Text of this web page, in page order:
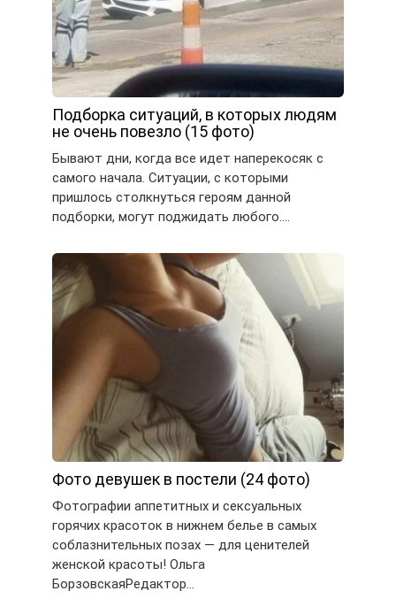
Подборка ситуаций, в которых людям
не очень повезло (15 фото)
Бывают дни, когда все идет наперекосяк с
самого начала. Ситуации, с которыми
пришлось столкнуться героям данной
подборки, могут поджидать любого….
Фото девушек в постели (24 фото)
Фотографии аппетитных и сексуальных
горячих красоток в нижнем белье в самых
соблазнительных позах — для ценителей
женской красоты! Ольга
БорзовскаяРедактор…